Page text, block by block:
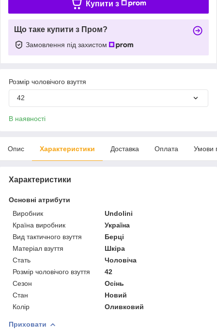
Купити з
Що таке купити з Пром?
Замовлення під захистом
Розмір чоловічого взуття
42
В наявності
Опис Характеристики Доставка Оплата Умови
Характеристики
Основні атрибути
Виробник
Undolini
Країна виробник
Україна
Вид тактичного взуття
Берці
Матеріал взуття
Шкіра
Стать
Чоловіча
Розмір чоловічого взуття
42
Сезон
Осінь
Стан
Новий
Колір
Оливковий
Приховати